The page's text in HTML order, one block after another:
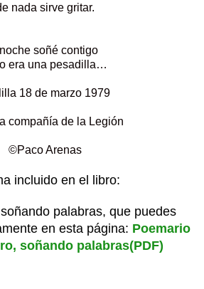
nada sirve gritar.
soñé contigo
era una pesadilla…
18 de marzo 1979
compañía de la Legión
©Paco Arenas
incluido en el libro:
palabras, que puedes
en esta página: Poemario
soñando palabras(PDF)